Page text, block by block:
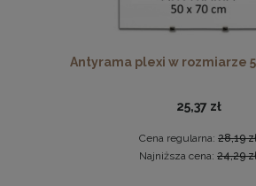
Drewniana, frezowana ramka na
28,99 zł
DO KOSZYKA
Antyrama plexi w rozmiarze
25,37 zł
Cena regularna: 28,19
Najniższa cena: 24,29